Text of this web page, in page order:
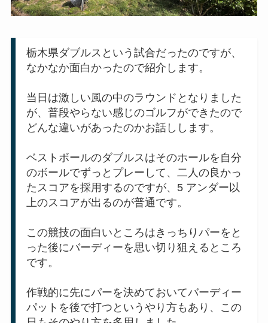
栃木県ダブルスという試合だったのですが、
なかなか面白かったので紹介します。
当日は激しい風の中のラウンドとなりました
が、普段やらない感じのゴルフができたので
どんな違いがあったのかお話しします。
ベストボールのダブルスはそのホールを自分
のボールでずっとプレーして、二人の良かっ
たスコアを採用するのですが、5 アンダー以
上のスコアが出るのが普通です。
この競技の面白いところはきっちりパーをと
った後にバーディーを思い切り狙えるところ
です。
作戦的に先にパーを決めておいてバーディー
パットを後で打つというやり方もあり、この